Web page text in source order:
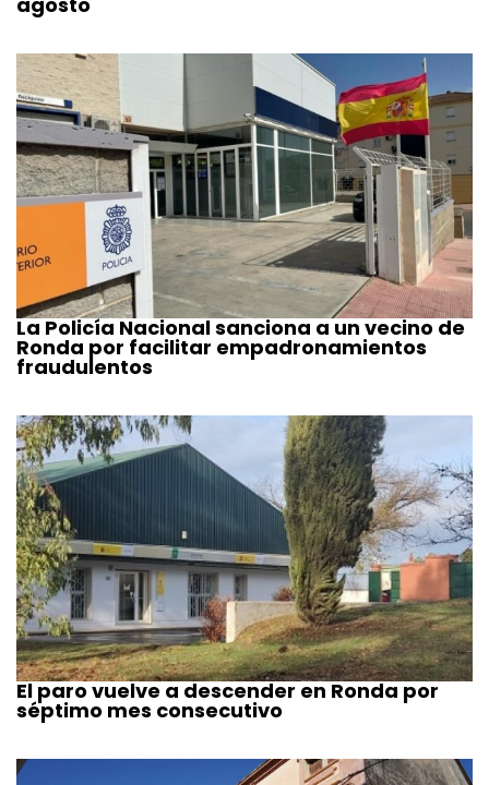
La Policía Nacional sanciona a un vecino de
Ronda por facilitar empadronamientos
fraudulentos
El paro vuelve a descender en Ronda por
séptimo mes consecutivo